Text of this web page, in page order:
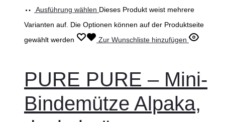
Ausführung wählen Dieses Produkt weist mehrere
Varianten auf. Die Optionen können auf der Produktseite
gewählt werden
Zur Wunschliste hinzufügen
PURE PURE – Mini-
Bindemütze Alpaka,